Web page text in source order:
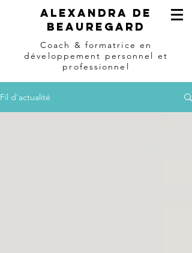
Alexandra de
beauregard
Coach & formatrice en
développement personnel et
professionnel
Fil d'actualité